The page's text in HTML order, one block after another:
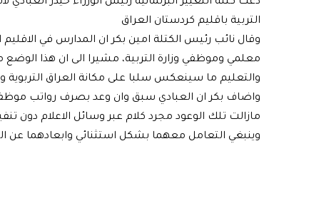
التربية باقليم كردستان العراق
وقال نائب رئيس الكتلة امين بكر ان المدارس في
معلمي وموظفي وزارة التربية، مشيرا الى ان هذا
والتعليم ما سينعكس سلبا على مكانة العراق التربوية
واضاف بكر ان العبادي سبق وان وعد بصرف رواتب
مازالت تلك الوعود مجرد كلام عبر وسائل الاعلام دون
وينبغي التعامل معهما بشكل استثنائي وابعادهما عن